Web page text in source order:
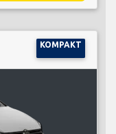
KOMPAKT